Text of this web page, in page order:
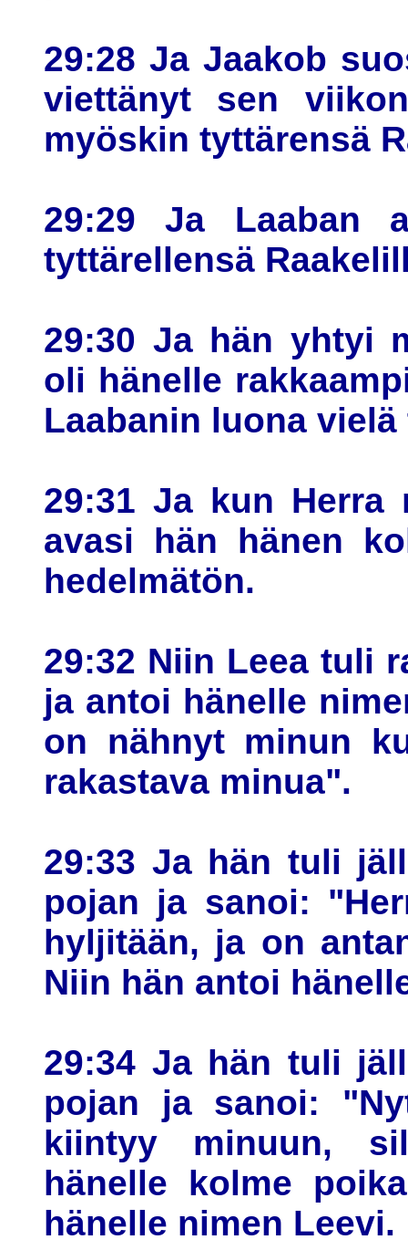
29:28 Ja Jaakob
viettänyt sen
myöskin tyttärensä
29:29 Ja Laaban
tyttärellensä
29:30 Ja hän yhtyi
oli hänelle
Laabanin luona
29:31 Ja kun Herra
avasi hän hänen
hedelmätön.
29:32 Niin Leea tuli
ja antoi hänelle
on nähnyt minun
rakastava minua".
29:33 Ja hän tuli
pojan ja sanoi:
hyljitään, ja on
Niin hän antoi
29:34 Ja hän tuli
pojan ja sanoi:
kiintyy minuun,
hänelle kolme
hänelle nimen Leevi.